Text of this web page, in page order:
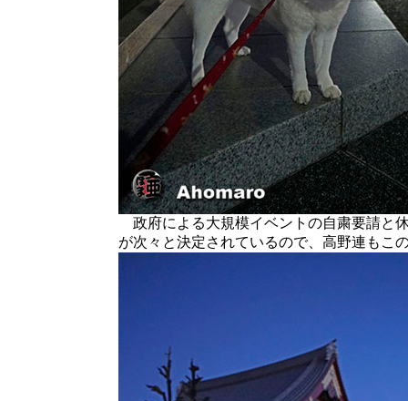
政府による大規模イベントの自粛要請と
が次々と決定されているので、高野連もこ